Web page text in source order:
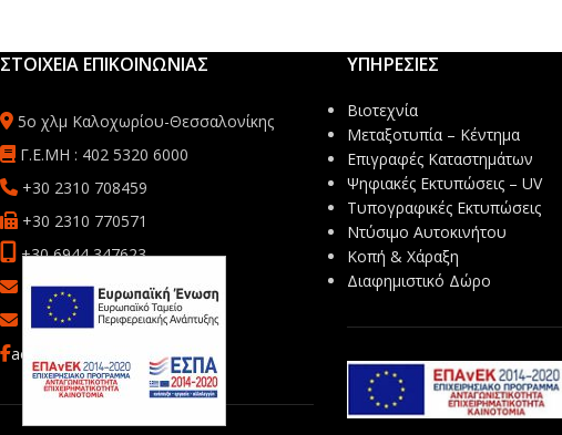
ΣΤΟΙΧΕΙΑ ΕΠΙΚΟΙΝΩΝΙΑΣ
5ο χλμ Καλοχωρίου-Θεσσαλονίκης
Γ.Ε.ΜΗ : 402 5320 6000
+30 2310 708459
+30 2310 770571
+30 6944 347623
sales@mbsafetyprint.com
info@mb-advertise.gr
acebook
ΥΠΗΡΕΣΙΕΣ
Βιοτεχνία
Μεταξοτυπία – Κέντημα
Επιγραφές Καταστημάτων
Ψηφιακές Εκτυπώσεις – UV
Τυπογραφικές Εκτυπώσεις
Ντύσιμο Αυτοκινήτου
Κοπή & Χάραξη
Διαφημιστικό Δώρο